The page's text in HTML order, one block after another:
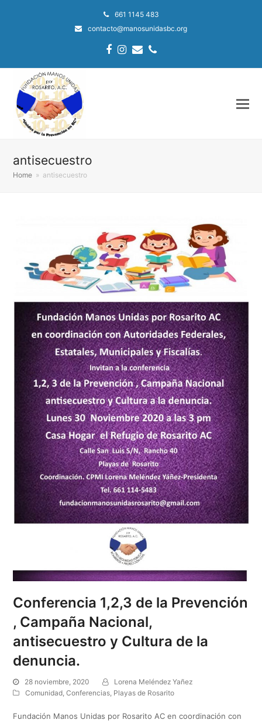
661 1145 483
contacto@manosunidasbc.org
Facebook
Instagram
EmailPhone
antisecuestro
Home » antisecuestro
Conferencia 1,2,3 de la Prevención
, Campaña Nacional,
antisecuestro y Cultura de la
denuncia.
28 noviembre, 2020
Lorena Meléndez Yañez
Comunidad,Conferencias, Playas de Rosarito
Fundación Manos Unidas por Rosarito AC en coordinación con